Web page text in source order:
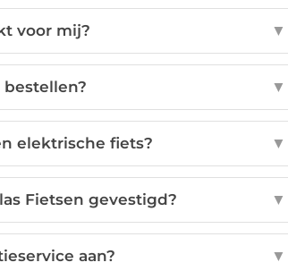
voor mij? ▼
▼
elektrische fiets? ▼
Fietsen gevestigd? ▼
aan? ▼